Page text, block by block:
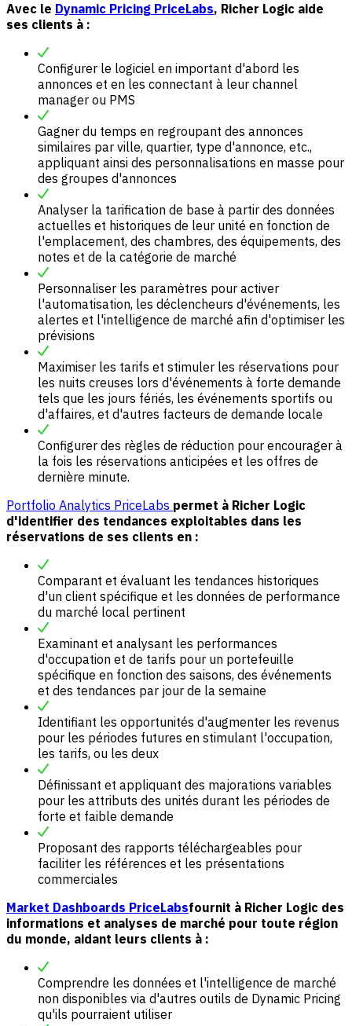
Avec le Dynamic Pricing PriceLabs, Richer Logic aide
ses clients à :
Configurer le logiciel en important d'abord les
annonces et en les connectant à leur channel
manager ou PMS
Gagner du temps en regroupant des annonces
similaires par ville, quartier, type d'annonce, etc.,
appliquant ainsi des personnalisations en masse pour
des groupes d'annonces
Analyser la tarification de base à partir des données
actuelles et historiques de leur unité en fonction de
l'emplacement, des chambres, des équipements, des
notes et de la catégorie de marché
Personnaliser les paramètres pour activer
l'automatisation, les déclencheurs d'événements, les
alertes et l'intelligence de marché afin d'optimiser les
prévisions
Maximiser les tarifs et stimuler les réservations pour
les nuits creuses lors d'événements à forte demande
tels que les jours fériés, les événements sportifs ou
d'affaires, et d'autres facteurs de demande locale
Configurer des règles de réduction pour encourager à
la fois les réservations anticipées et les offres de
dernière minute.
Portfolio Analytics PriceLabs permet à Richer Logic
d'identifier des tendances exploitables dans les
réservations de ses clients en :
Comparant et évaluant les tendances historiques
d'un client spécifique et les données de performance
du marché local pertinent
Examinant et analysant les performances
d'occupation et de tarifs pour un portefeuille
spécifique en fonction des saisons, des événements
et des tendances par jour de la semaine
Identifiant les opportunités d'augmenter les revenus
pour les périodes futures en stimulant l'occupation,
les tarifs, ou les deux
Définissant et appliquant des majorations variables
pour les attributs des unités durant les périodes de
forte et faible demande
Proposant des rapports téléchargeables pour
faciliter les références et les présentations
commerciales
Market Dashboards PriceLabsfournit à Richer Logic des
informations et analyses de marché pour toute région
du monde, aidant leurs clients à :
Comprendre les données et l'intelligence de marché
non disponibles via d'autres outils de Dynamic Pricing
qu'ils pourraient utiliser